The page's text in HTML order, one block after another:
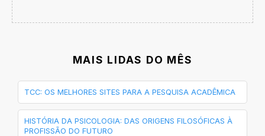
MAIS LIDAS DO MÊS
TCC: OS MELHORES SITES PARA A PESQUISA ACADÊMICA
HISTÓRIA DA PSICOLOGIA: DAS ORIGENS FILOSÓFICAS À
PROFISSÃO DO FUTURO